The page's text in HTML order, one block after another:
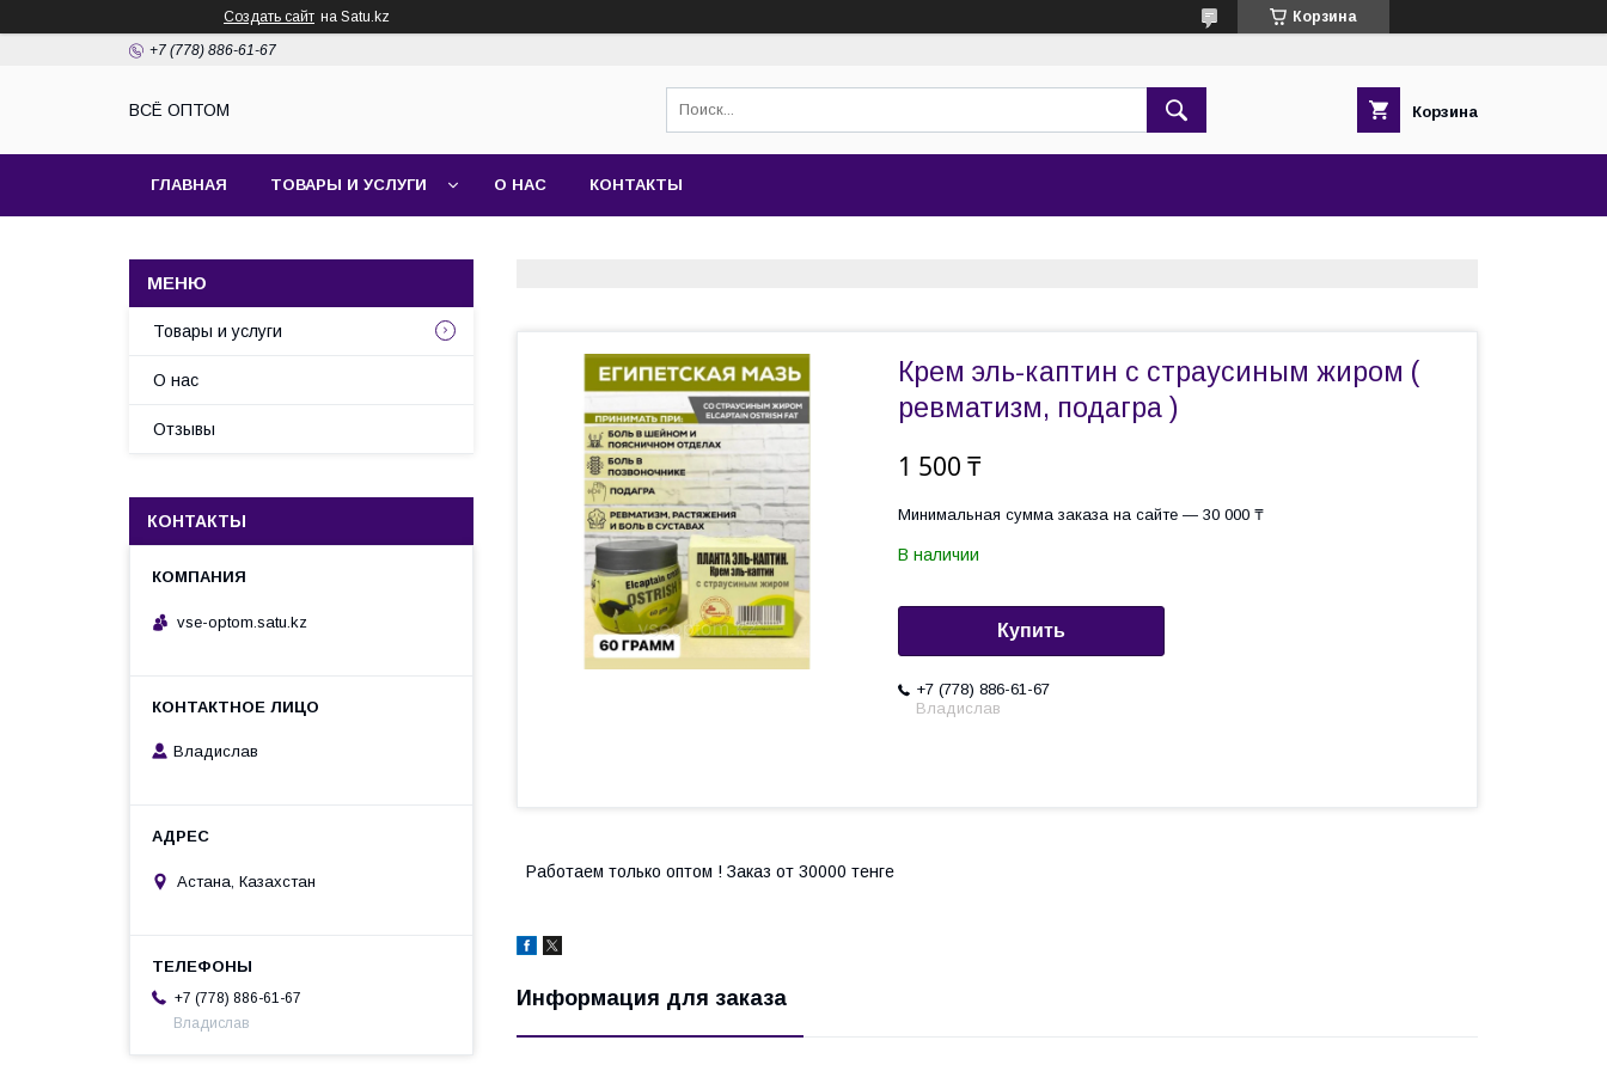
Создать сайт на Satu.kz Корзина
+7 (778) 886-61-67
ВСЁ ОПТОМ Корзина
ГЛАВНАЯ ТОВАРЫ И УСЛУГИ О НАС КОНТАКТЫ
Крем эль-каптин с страусиным жиром (
ревматизм, подагра )
1 500 ₸
Минимальная сумма заказа на сайте — 30 000 ₸
В наличии
Купить
+7 (778) 886-61-67
Владислав
Работаем только оптом ! Заказ от 30000 тенге
Информация для заказа
Товары и услуги
О нас
Отзывы
КОНТАКТЫ
vse-optom.satu.kz
Владислав
Астана, Казахстан
+7 (778) 886-61-67
Владислав